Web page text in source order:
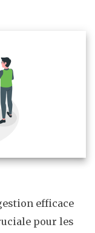
efficace
pour les